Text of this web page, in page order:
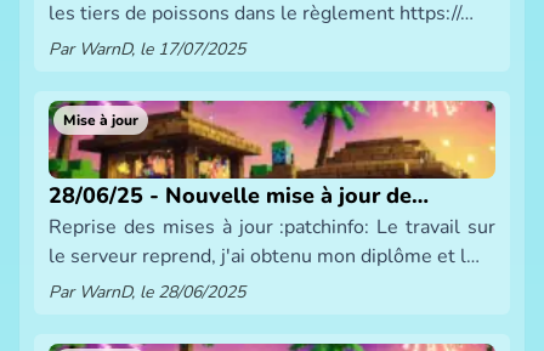
les tiers de poissons dans le règlement https://…
Par WarnD, le 17/07/2025
Mise à jour
28/06/25 - Nouvelle mise à jour de
SmeltBlock
Reprise des mises à jour :patchinfo: Le travail sur
le serveur reprend, j'ai obtenu mon diplôme et l…
Par WarnD, le 28/06/2025